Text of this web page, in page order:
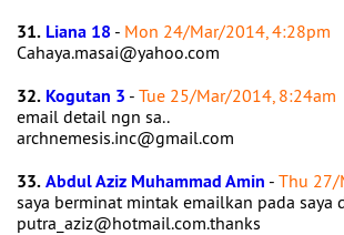
31. Liana 18 - Mon 24/Mar/2014, 4:28pm
Cahaya.masai@yahoo.com
32. Kogutan 3 - Tue 25/Mar/2014, 8:24am
email detail ngn sa..
archnemesis.inc@gmail.com
33.Abdul Aziz Muhammad Amin - Thu 27/
saya berminat mintak emailkan pada saya
putra_aziz@hotmail.com.thanks